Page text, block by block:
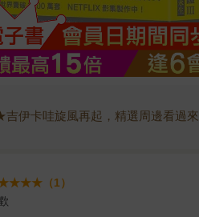
伊卡哇旋風再起，精選周邊看過來
（1）